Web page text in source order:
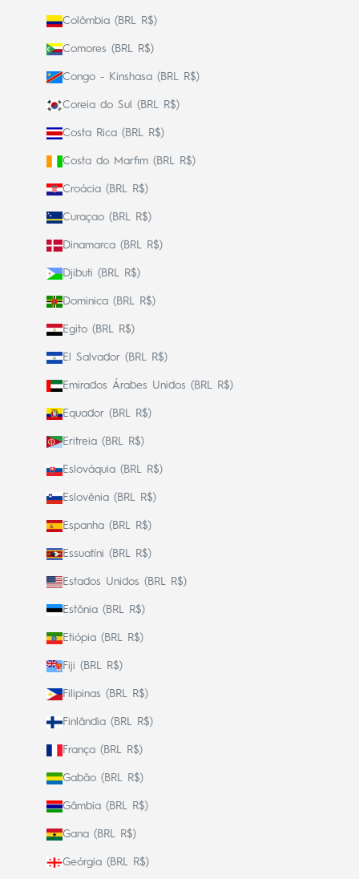
Colômbia (BRL R$)
Comores (BRL R$)
Congo - Kinshasa (BRL R$)
Coreia do Sul (BRL R$)
Costa Rica (BRL R$)
Costa do Marfim (BRL R$)
Croácia (BRL R$)
Curaçao (BRL R$)
Dinamarca (BRL R$)
Djibuti (BRL R$)
Dominica (BRL R$)
Egito (BRL R$)
El Salvador (BRL R$)
Emirados Árabes Unidos (BRL R$)
Equador (BRL R$)
Eritreia (BRL R$)
Eslováquia (BRL R$)
Eslovênia (BRL R$)
Espanha (BRL R$)
Essuatíni (BRL R$)
Estados Unidos (BRL R$)
Estônia (BRL R$)
Etiópia (BRL R$)
Fiji (BRL R$)
Filipinas (BRL R$)
Finlândia (BRL R$)
França (BRL R$)
Gabão (BRL R$)
Gâmbia (BRL R$)
Gana (BRL R$)
Geórgia (BRL R$)